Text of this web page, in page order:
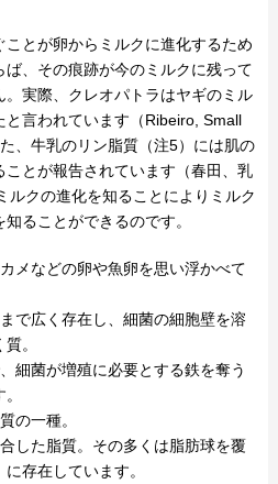
とが卵からミルクに進化するため
、その痕跡が今のミルクに残って
実際、クレオパトラはヤギのミル
と言われています（Ribeiro, Small
、牛乳のリン脂質（注5）には肌の
とが報告されています（春田、乳
ルクの進化を知ることによりミルク
ることができるのです。
メなどの卵や魚卵を思い浮かべて
で広く存在し、細菌の細胞壁を溶
。
細菌が増殖に必要とする鉄を奪う
の一種。
した脂質。その多くは脂肪球を覆
存在しています。